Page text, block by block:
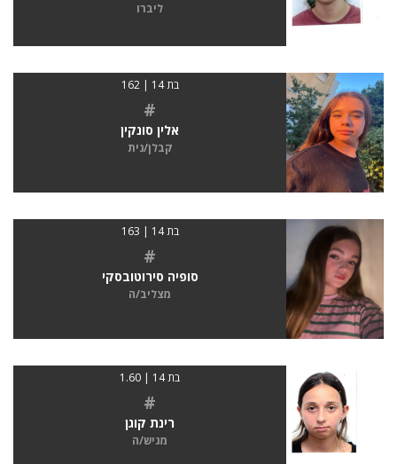
ליברו
בת 14 | 162
#
אלין סונקין
קבלן/נית
בת 14 | 163
#
סופיה סירוטובסקי
מצליב/ה
בת 14 | 1.60
#
רינת קוגן
מגיש/ה